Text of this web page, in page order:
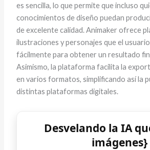
es sencilla, lo que permite que incluso
conocimientos de diseño puedan
de excelente calidad. Animaker ofrece
ilustraciones y personajes que el
fácilmente para obtener un resultado
Asimismo, la plataforma facilita la
en varios formatos, simplificando así la
distintas plataformas digitales.
Desvelando la IA
imágenes}